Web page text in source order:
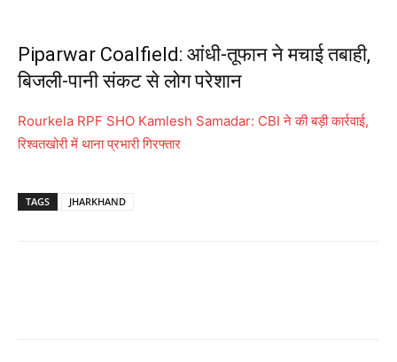
Piparwar Coalfield: आंधी-तूफान ने मचाई तबाही,
बिजली-पानी संकट से लोग परेशान
Rourkela RPF SHO Kamlesh Samadar: CBI ने की बड़ी कार्रवाई,
रिश्वतखोरी में थाना प्रभारी गिरफ्तार
TAGS JHARKHAND